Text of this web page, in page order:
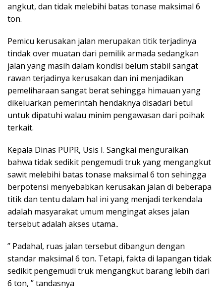
angkut, dan tidak melebihi batas tonase maksimal 6
ton.
Pemicu kerusakan jalan merupakan titik terjadinya
tindak over muatan dari pemilik armada sedangkan
jalan yang masih dalam kondisi belum stabil sangat
rawan terjadinya kerusakan dan ini menjadikan
pemeliharaan sangat berat sehingga himauan yang
dikeluarkan pemerintah hendaknya disadari betul
untuk dipatuhi walau minim pengawasan dari poihak
terkait.
Kepala Dinas PUPR, Usis I. Sangkai menguraikan
bahwa tidak sedikit pengemudi truk yang mengangkut
sawit melebihi batas tonase maksimal 6 ton sehingga
berpotensi menyebabkan kerusakan jalan di beberapa
titik dan tentu dalam hal ini yang menjadi terkendala
adalah masyarakat umum mengingat akses jalan
tersebut adalah akses utama..
” Padahal, ruas jalan tersebut dibangun dengan
standar maksimal 6 ton. Tetapi, fakta di lapangan tidak
sedikit pengemudi truk mengangkut barang lebih dari
6 ton, ” tandasnya